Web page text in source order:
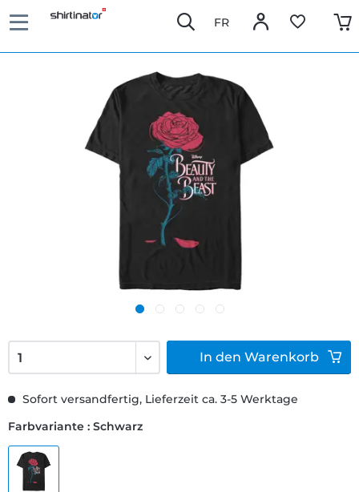
FR
Sofort versandfertig, Lieferzeit ca. 3-5 Werktage
Farbvariante : Schwarz
In den Warenkorb